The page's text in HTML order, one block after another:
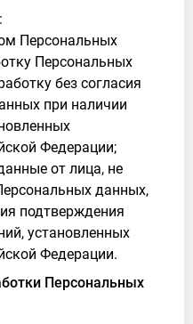
Персональных
Персональных
без согласия
при наличии
Федерации;
от лица, не
данных,
подтверждения
установленных
Федерации.
Персональных